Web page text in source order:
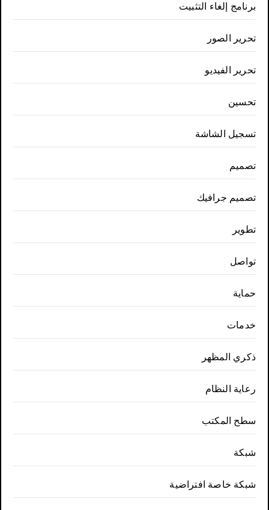
برنامج إلغاء التثبيت
تحرير الصور
تحرير الفيديو
تحسين
تسجيل الشاشة
تصميم
تصميم جرافيك
تطوير
تواصل
حماية
خدمات
ذكري المظهر
رعاية النظام
سطح المكتب
شبكة
شبكة خاصة افتراضية